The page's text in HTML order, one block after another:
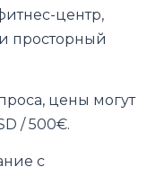
центр,
просторный
цены могут
/ 500€.
с